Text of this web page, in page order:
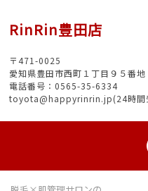
RinRin豊田店
〒471-0025
愛知県豊田市西町１丁目９５番
電話番号：0565-35-6334
toyota@happyrinrin.jp(24時間